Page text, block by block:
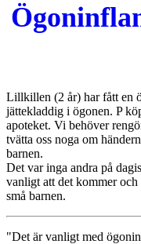
Lillkillen (2 år) har fått en
jättekladdig i ögonen. P
apoteket. Vi behöver
tvätta oss noga om
barnen.
Det var inga andra på
vanligt att det kommer
små barnen.
"Det är vanligt med